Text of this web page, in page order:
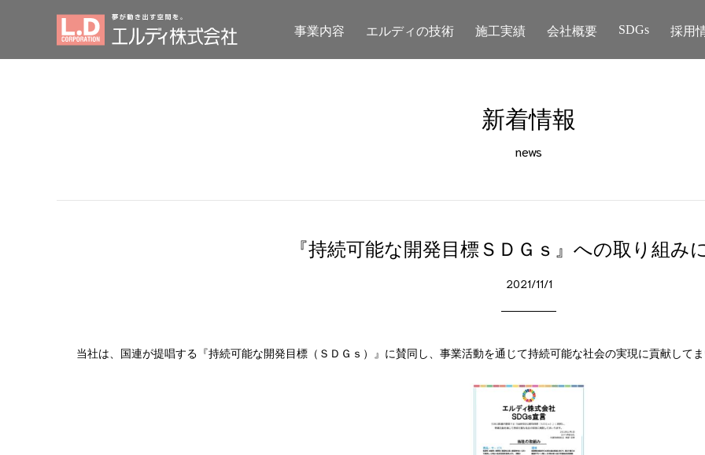
事業内容 エルディの技術 施工実績 会社概要 SDGs 採用
新着情報
news
『持続可能な開発目標ＳＤＧｓ』への取り組み
2021/11/1
当社は、国連が提唱する『持続可能な開発目標（ＳＤＧｓ）』に賛同し、事業活動を通じて持続可能な社会の実現に貢献してま